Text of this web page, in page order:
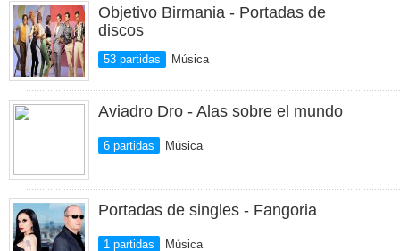
Objetivo Birmania - Portadas de
discos
53 partidas Música
Aviadro Dro - Alas sobre el mundo
6 partidas Música
Portadas de singles - Fangoria
1 partidas Música